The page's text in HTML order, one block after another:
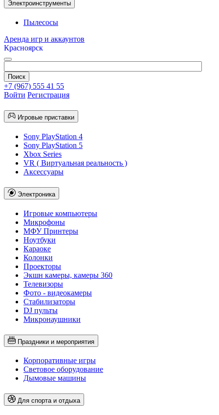
Электроинструменты
Пылесосы
Аренда игр и аккаунтов
Красноярск
+7 (967) 555 41 55
Войти Регистрация
Игровые приставки
Sony PlayStation 4
Sony PlayStation 5
Xbox Series
VR ( Виртуальная реальность )
Аксессуары
Электроника
Игровые компьютеры
Микрофоны
МФУ Принтеры
Ноутбуки
Караоке
Колонки
Проекторы
Экшн камеры, камеры 360
Телевизоры
Фото - видеокамеры
Стабилизаторы
DJ пульты
Микронаушники
Праздники и мероприятия
Корпоративные игры
Световое оборудование
Дымовые машины
Для спорта и отдыха